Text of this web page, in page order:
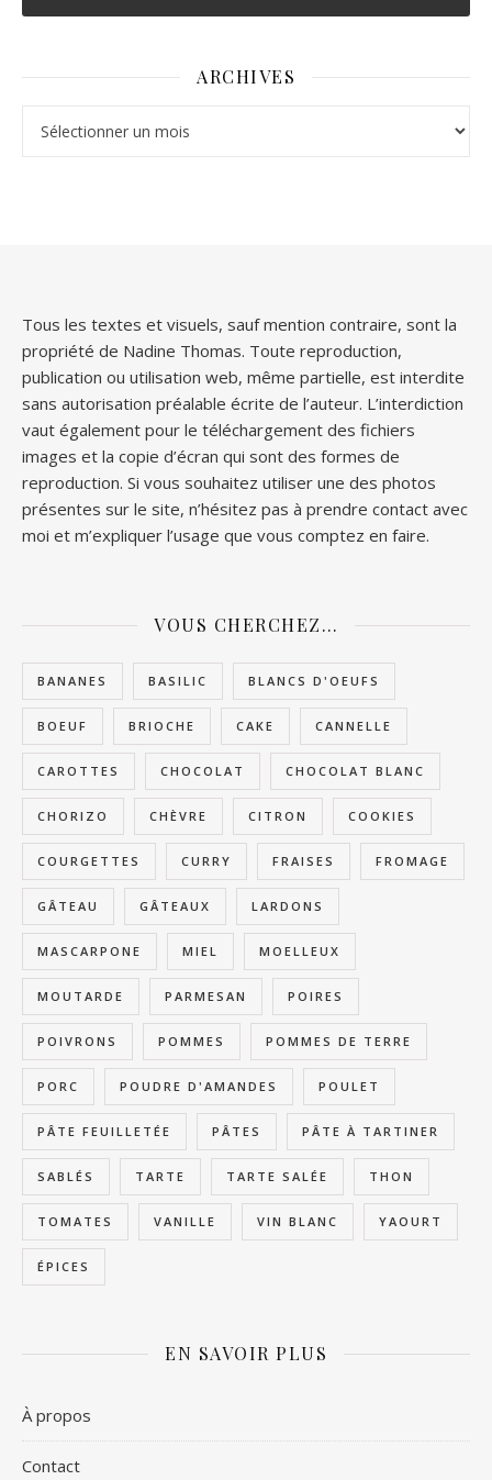
ARCHIVES
Tous les textes et visuels, sauf mention contraire, sont la
propriété de Nadine Thomas. Toute reproduction,
publication ou utilisation web, même partielle, est interdite
sans autorisation préalable écrite de l’auteur. L’interdiction
vaut également pour le téléchargement des fichiers
images et la copie d’écran qui sont des formes de
reproduction. Si vous souhaitez utiliser une des photos
présentes sur le site, n’hésitez pas à prendre contact avec
moi et m’expliquer l’usage que vous comptez en faire.
VOUS CHERCHEZ…
BANANES BASILIC BLANCS D'OEUFS
BOEUF BRIOCHE CAKE CANNELLE
CAROTTES CHOCOLAT CHOCOLAT BLANC
CHORIZO CHÈVRE CITRON COOKIES
COURGETTES CURRY FRAISES FROMAGE
GÂTEAU GÂTEAUX LARDONS
MASCARPONE MIEL MOELLEUX
MOUTARDE PARMESAN POIRES
POIVRONS POMMES POMMES DE TERRE
PORC POUDRE D'AMANDES POULET
PÂTE FEUILLETÉE PÂTES PÂTE À TARTINER
SABLÉS TARTE TARTE SALÉE THON
TOMATES VANILLE VIN BLANC YAOURT
ÉPICES
EN SAVOIR PLUS
À propos
Contact